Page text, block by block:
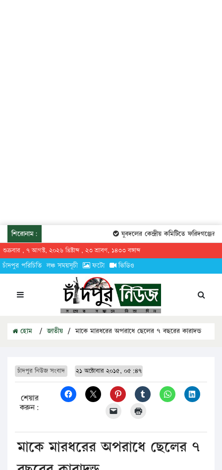
শিরোনাম: যুবদলের কেন্দ্রীয় কমিটিতে ফরিদগঞ্জের
শুক্রবার , ৭ আগস্ট, ২০২৬ খ্রিষ্টাব্দ , ২৩ শ্রাবণ, ১৪৩৩ বঙ্গাব্দ
চাঁদপুর পরিচিতি লঞ্চ সময়সূচী ফটো ভিডিও
হোম / জাতীয় / মাকে মারধরের অপরাধে ছেলের ৭ বছরের কারাদন্ড
চাঁদপুর নিউজ সংবাদ ২১ অক্টোবার ২০১৫, ০৫:৪৭
শেয়ার
করুন:
মাকে মারধরের অপরাধে ছেলের ৭